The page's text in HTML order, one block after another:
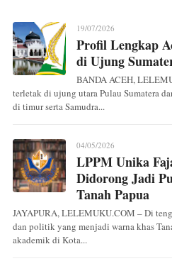
19/07/2026
Profil Lengkap
di Ujung
BANDA ACEH,
terletak di ujung utara Pulau Sumatera
di timur serta Samudra...
04/05/2026
LPPM Unika
Didorong Jadi
Tanah Papua
JAYAPURA, LELEMUKU.COM – Di
dan politik yang menjadi warna khas
akademik di Kota...